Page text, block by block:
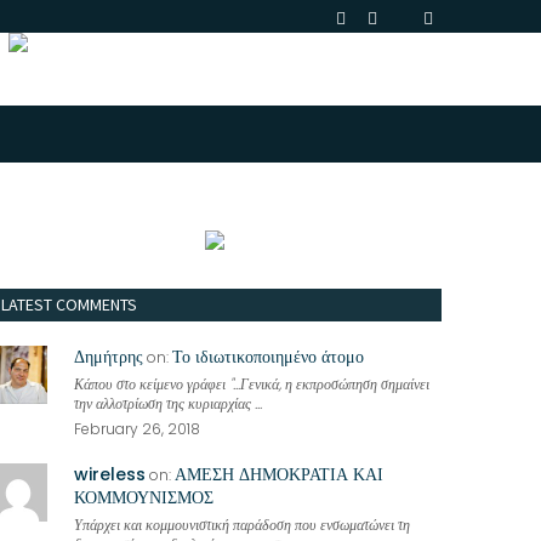
LATEST COMMENTS
Δημήτρης on:Το ιδιωτικοποιημένο άτομο
Κάπου στο κείμενο γράφει "...Γενικά, η εκπροσώπηση σημαίνει
την αλλοτρίωση της κυριαρχίας ...
February 26, 2018
wireless on:ΑΜΕΣΗ ΔΗΜΟΚΡΑΤΙΑ ΚΑΙ
ΚΟΜΜΟΥΝΙΣΜΟΣ
Υπάρχει και κομμουνιστική παράδοση που ενσωματώνει τη